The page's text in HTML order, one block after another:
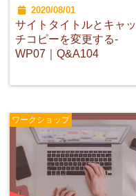
2020/08/01
サイトタイトルとキャッ
チコピーを変更する-
WP07｜Q&A104
ワークショップ